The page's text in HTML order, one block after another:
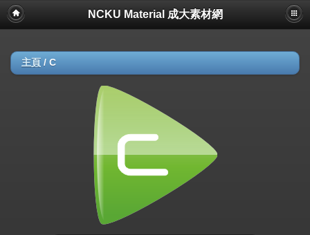
NCKU Material 成大素材網
主頁 / C